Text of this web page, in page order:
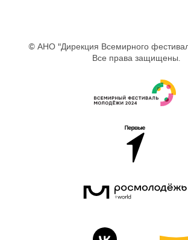
© АНО "Дирекция Всемирного
Все права защищены.